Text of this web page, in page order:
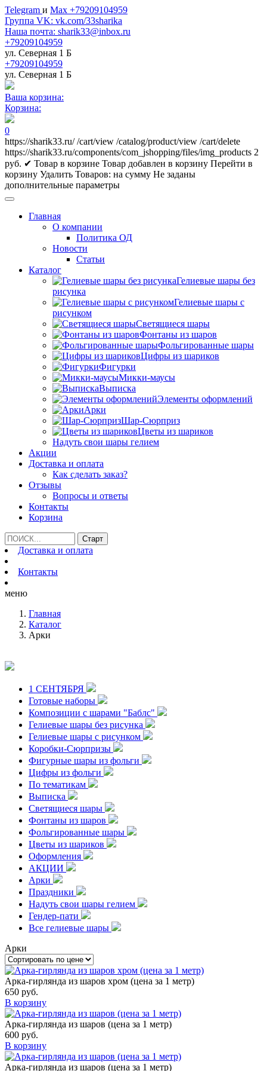
Telegram и Max +79209104959
Группа VK: vk.com/33sharika
Наша почта: sharik33@inbox.ru
+79209104959
ул. Северная 1 Б
+79209104959
ул. Северная 1 Б
Ваша корзина:
Корзина:
0
https://sharik33.ru/ /cart/view /catalog/product/view /cart/delete
https://sharik33.ru/components/com_jshopping/files/img_products 2
руб. ✔ Товар в корзине Товар добавлен в корзину Перейти в
корзину Удалить Товаров: на сумму Не заданы
дополнительные параметры
Главная
О компании
Политика ОД
Новости
Статьи
Каталог
Гелиевые шары без
рисунка
Гелиевые шары с
рисунком
Светящиеся шары
Фонтаны из шаров
Фольгированные шары
Цифры из шариков
Фигурки
Микки-маусы
Выписка
Элементы оформлений
Арки
Шар-Сюрприз
Цветы из шариков
Надуть свои шары гелием
Акции
Доставка и оплата
Как сделать заказ?
Отзывы
Вопросы и ответы
Контакты
Корзина
Доставка и оплата
Контакты
меню
Главная
Каталог
Арки
1 СЕНТЯБРЯ
Готовые наборы
Композиции с шарами "Баблс"
Гелиевые шары без рисунка
Гелиевые шары с рисунком
Коробки-Сюрпризы
Фигурные шары из фольги
Цифры из фольги
По тематикам
Выписка
Светящиеся шары
Фонтаны из шаров
Фольгированные шары
Цветы из шариков
Оформления
АКЦИИ
Арки
Праздники
Надуть свои шары гелием
Гендер-пати
Все гелиевые шары
Арки
Арка-гирлянда из шаров хром (цена за 1 метр)
650 руб.
В корзину
Арка-гирлянда из шаров (цена за 1 метр)
600 руб.
В корзину
Арка-гирлянда из шаров (цена за 1 метр)